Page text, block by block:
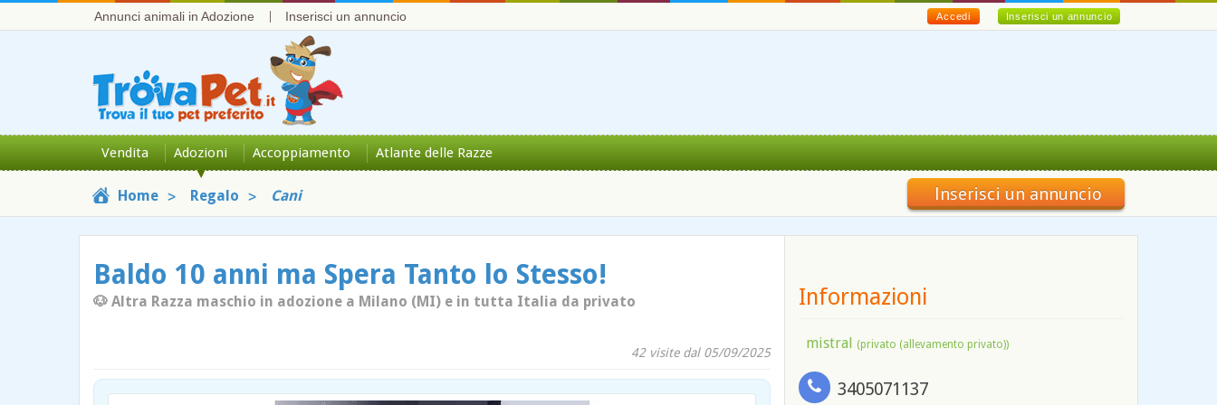
Annunci animali in Adozione Inserisci un annuncio Inserisci un annuncio
Accedi
Vendita Adozioni Accoppiamento Atlante delle Razze
Home Regalo Cani Inserisci un annuncio
Baldo 10 anni ma Spera Tanto lo Stesso!
🐶 Altra Razza maschio in adozione a Milano (MI) e in tutta Italia da privato
42 visite dal 05/09/2025
Informazioni
mistral (privato (allevamento privato))
3405071137